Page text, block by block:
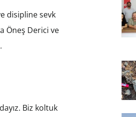
disipline sevk
Öneş Derici ve
Biz koltuk